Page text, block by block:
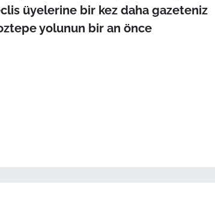
üyelerine bir kez daha gazeteniz
yolunun bir an önce